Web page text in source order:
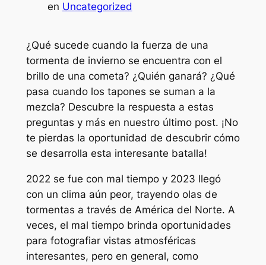
en Uncategorized
¿Qué sucede cuando la fuerza de una
tormenta de invierno se encuentra con el
brillo de una cometa? ¿Quién ganará? ¿Qué
pasa cuando los tapones se suman a la
mezcla? Descubre la respuesta a estas
preguntas y más en nuestro último post. ¡No
te pierdas la oportunidad de descubrir cómo
se desarrolla esta interesante batalla!
2022 se fue con mal tiempo y 2023 llegó
con un clima aún peor, trayendo olas de
tormentas a través de América del Norte. A
veces, el mal tiempo brinda oportunidades
para fotografiar vistas atmosféricas
interesantes, pero en general, como